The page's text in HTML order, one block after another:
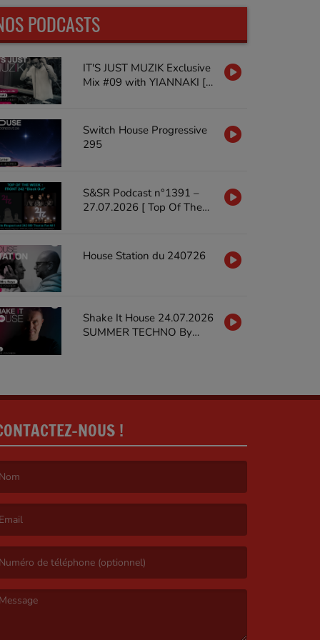
PODCASTS
IT'S JUST MUZIK Exclusive
Mix #09 with YIANNAKI [18
Switch House Progressive
295
S&SR Podcast n°1391 –
27.07.2026 [ Top Of The
House Station du 240726
Shake It House 24.07.2026
SUMMER TECHNO By
NOUS !